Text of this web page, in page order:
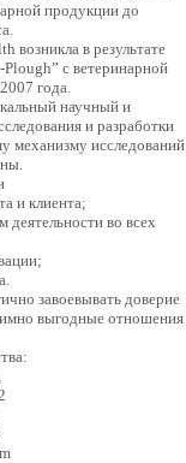
продукции до
возникла в результате
с ветеринарной
года.
научный и
и разработки
механизму исследований
и клиента;
деятельности во всех
ии;
завоевывать доверие
выгодные отношения